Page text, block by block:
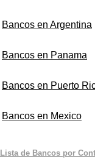
Bancos en Argentina
Bancos en Panama
Bancos en Puerto
Bancos en Mexico
Lista de Bancos por